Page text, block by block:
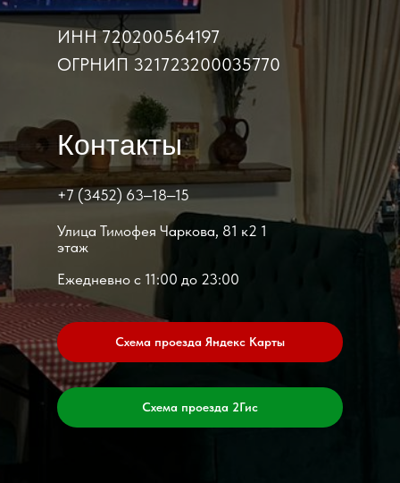
Контакты
Ежедневно с 11:00 до 23:00
+7 (3452) 63‒18‒15
​Улица Тимофея Чаркова, 81 к2​ 1
этаж
ИНН 720200564197
ОГРНИП 321723200035770
Схема проезда 2Гис
Схема проезда Яндекс Карты